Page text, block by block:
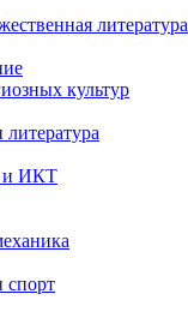
литература
культур
и ИКТ
спорт